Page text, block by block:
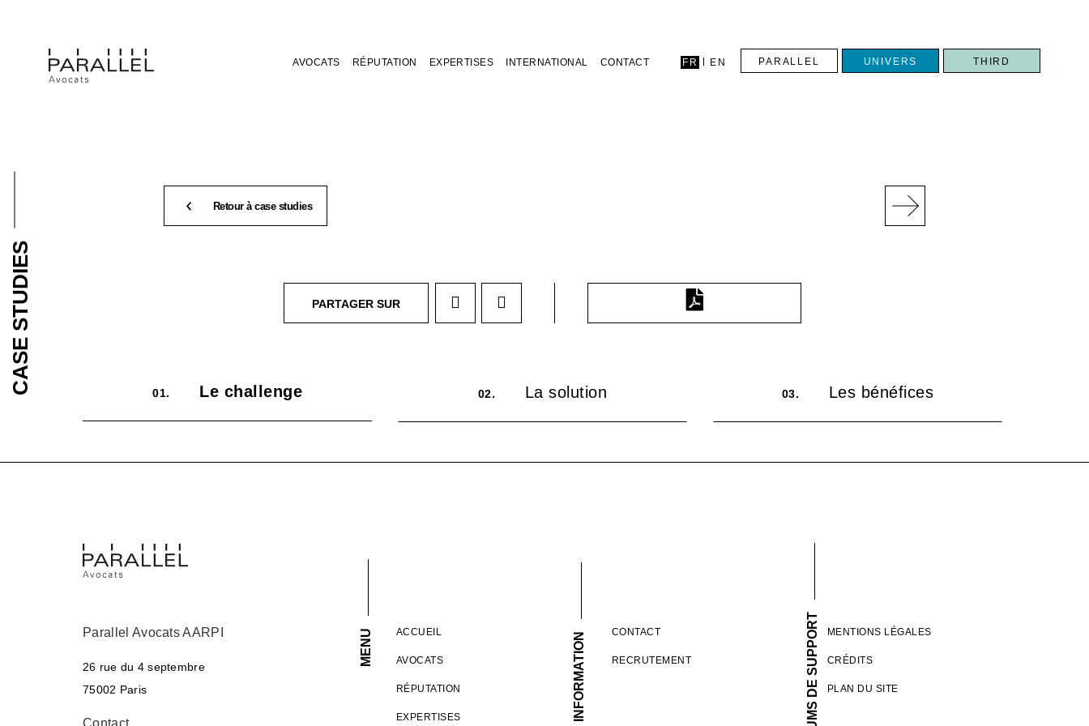
AVOCATS RÉPUTATION EXPERTISES INTERNATIONAL CONTACT FR EN PARALLEL UNIVERS THIRD
CASE STUDIES
Retour à case studies
PARTAGER SUR
01. Le challenge 02. La solution 03. Les bénéfices
Parallel Avocats AARPI
26 rue du 4 septembre
75002 Paris
Contact
MENU ACCUEIL
AVOCATS
RÉPUTATION
EXPERTISES INFORMATION CONTACT
RECRUTEMENT FORUMS DE SUPPORT MENTIONS LÉGALES
CRÉDITS
PLAN DU SITE